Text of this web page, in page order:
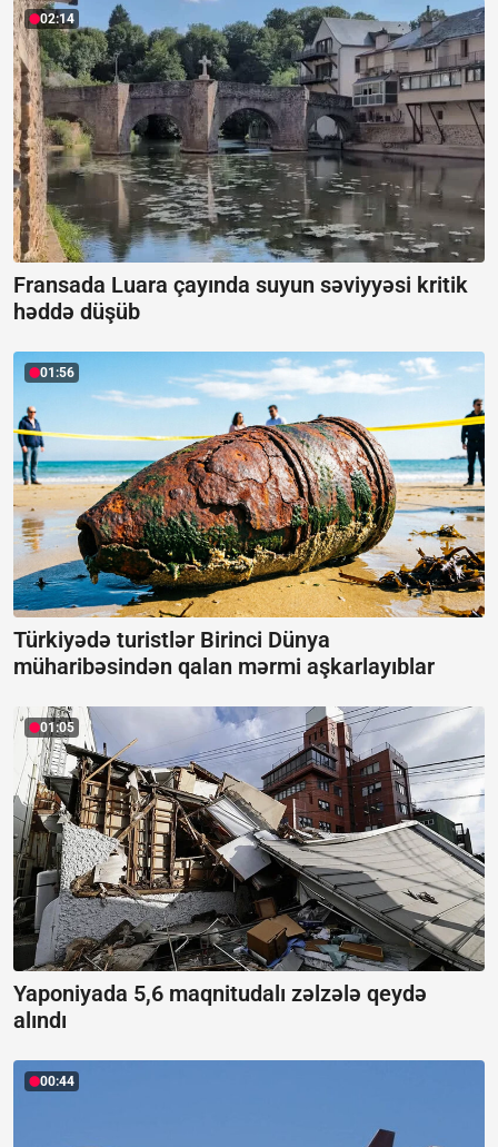
02:14
Fransada Luara çayında suyun səviyyəsi kritik
həddə düşüb
01:56
Türkiyədə turistlər Birinci Dünya
müharibəsindən qalan mərmi aşkarlayıblar
01:05
Yaponiyada 5,6 maqnitudalı zəlzələ qeydə
alındı
00:44